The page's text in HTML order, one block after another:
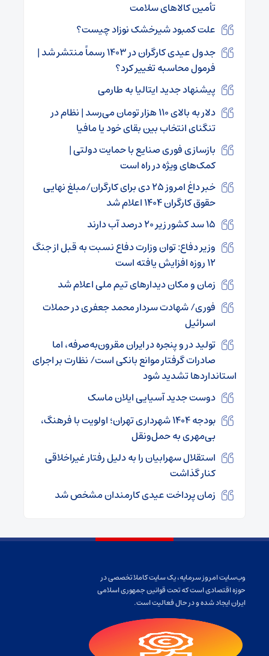
تأمین کالاهای سلامت
علت کمبود شیرخشک نوزاد چیست؟
جدول عیدی کارگران در ۱۴۰۳ رسماً منتشر شد |
فرمول محاسبه تغییر کرد؟
پیشنهاد جدید ایتالیا به طارمی
دلار به بالای ۱۱۰ هزار تومان می‌رسد | نظام در
تنگنای انتخاب بین بقای خود یا مافیا
بازسازی فوری صنایع با حمایت دولتی |
کمک‌های ویژه در راه است
خبر داغ امروز ۲۵ دی برای کارگران/مبلغ نهایی
حقوق کارگران ۱۴۰۴ اعلام شد
۱۵ سد کشور زیر ۲۰ درصد آب دارند
وزیر دفاع: توان وزارت دفاع نسبت به قبل از جنگ
۱۲ روزه افزایش یافته است
زمان و مکان دیدارهای تیم ملی اعلام شد
فوری/ شهادت سردار محمد جعفری در حملات
اسرائیل
تولید در و پنجره در ایران مقرون‌به‌صرفه، اما
صادرات گرفتار موانع بانکی است/ نظارت بر اجرای
استاندارد‌ها تشدید شود
دوست جدید آسیایی ایلان ماسک
بودجه ۱۴۰۴ شهرداری تهران؛ اولویت با فرهنگ،
بی‌مهری به حمل‌ونقل
استقلال سهرابیان را به دلیل رفتار غیراخلاقی
کنار گذاشت
زمان پرداخت عیدی کارمندان مشخص شد
وب‌سایت امروز سرمایه، یک سایت کاملا تخصصی در
حوزه اقتصادی است که تحت قوانین جمهوری اسلامی
ایران ایجاد شده و در حال فعالیت است.